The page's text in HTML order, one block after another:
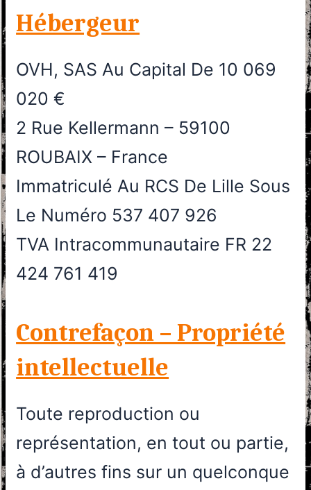
Hébergeur
OVH, SAS Au Capital De 10 069
020 €
2 Rue Kellermann – 59100
ROUBAIX – France
Immatriculé Au RCS De Lille Sous
Le Numéro 537 407 926
TVA Intracommunautaire FR 22
424 761 419
Contrefaçon – Propriété
intellectuelle
Toute reproduction ou
représentation, en tout ou partie,
à d’autres fins sur un quelconque